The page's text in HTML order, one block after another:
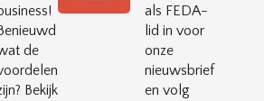
de
Bekijk
als FEDA-
lid in voor
onze
nieuwsbrief
en volg